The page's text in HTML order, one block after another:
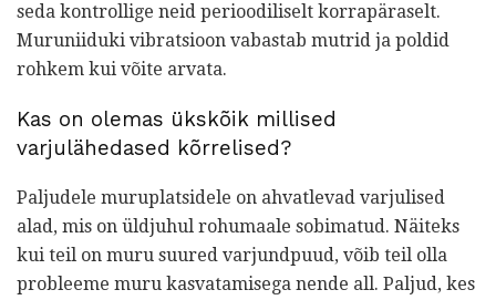
seda kontrollige neid perioodiliselt korrapäraselt.
Muruniiduki vibratsioon vabastab mutrid ja poldid
rohkem kui võite arvata.
Kas on olemas ükskõik millised
varjulähedased kõrrelised?
Paljudele muruplatsidele on ahvatlevad varjulised
alad, mis on üldjuhul rohumaale sobimatud. Näiteks
kui teil on muru suured varjundpuud, võib teil olla
probleeme muru kasvatamisega nende all. Paljud, kes